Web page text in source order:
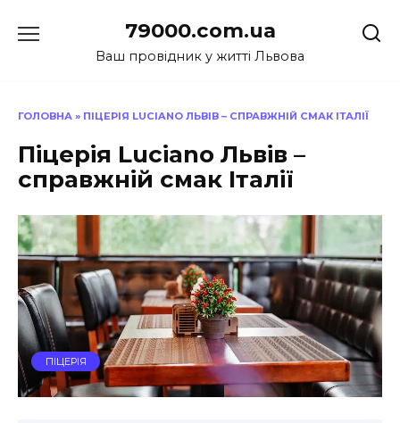
до
79000.com.ua
Ваш провідник у житті Львова
ГОЛОВНА » ПІЦЕРІЯ LUCIANO ЛЬВІВ – СПРАВЖНІЙ СМАК ІТАЛІЇ
Піцерія Luciano Львів –
справжній смак Італії
ПІЦЕРІЯ